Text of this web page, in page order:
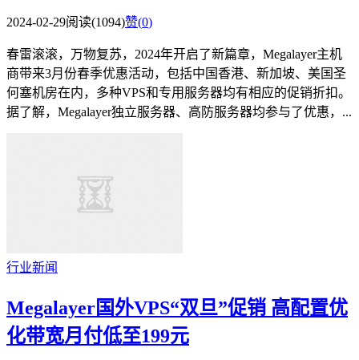
2024-02-29阅读(1094)赞(0)
春雷滚滚，万物复苏，2024年开启了新篇章，Megalayer主机
商带来3月份春季优惠活动，包括中国香港、新加坡、美国圣
何塞机房在内，多种VPS和专用服务器均有相应的促销折扣。
据了解，Megalayer独立服务器、高防服务器均参与了优惠，...
行业新闻
Megalayer国外VPS“双旦”促销 高配置优
化带宽月付低至199元